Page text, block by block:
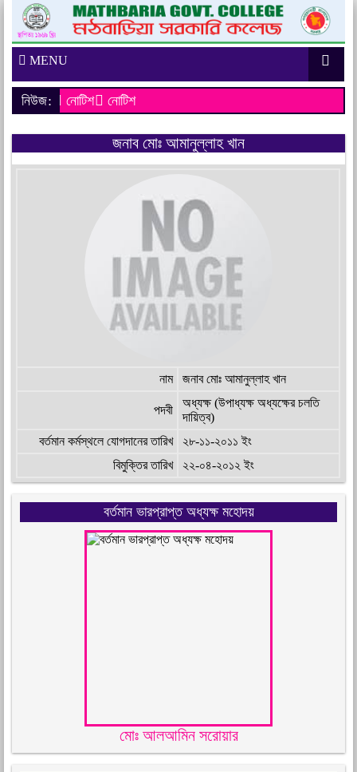
MENU
নিউজ: নোটিশ
নোটিশ
জনাব মোঃ আমানুল্লাহ খান
নাম জনাব মোঃ আমানুল্লাহ খান
পদবী
অধ্যক্ষ (উপাধ্যক্ষ অধ্যক্ষের চলতি
দায়িত্ব)
বর্তমান কর্মস্থলে যোগদানের তারিখ
২৮-১১-২০১১ ইং
বিমুক্তির তারিখ
২২-০৪-২০১২ ইং
বর্তমান ভারপ্রাপ্ত অধ্যক্ষ মহোদয়
মোঃ আলআমিন সরোয়ার